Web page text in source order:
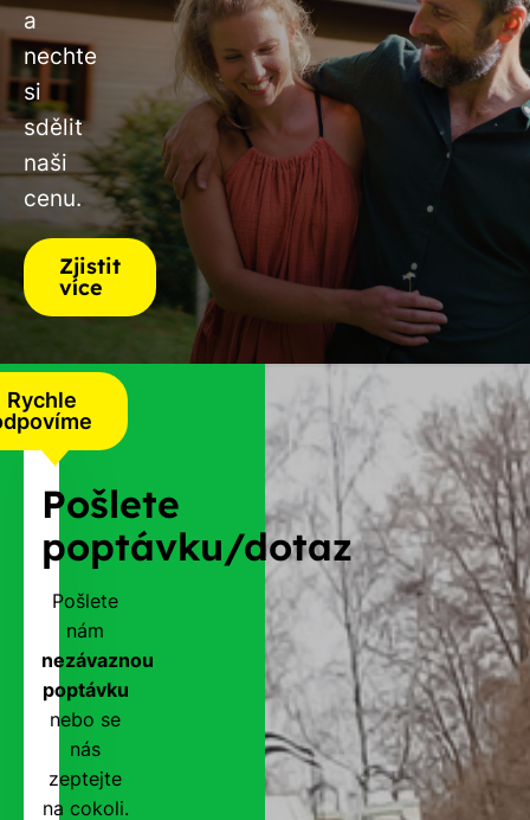
a
nechte
si
sdělit
naši
cenu.
Zjistit
více
Rychle
Pošlete
poptávku/dotaz
Pošlete
nám
nezávaznou
poptávku
nebo se
nás
zeptejte
na cokoli.